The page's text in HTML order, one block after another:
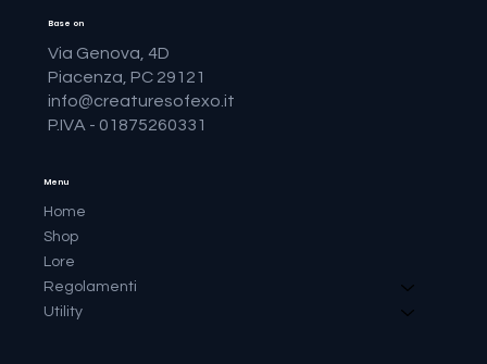
Via Genova, 4D
Piacenza, PC 29121
info@creaturesofexo.it
P.IVA - 01875260331
Base on
Menu
Home
Shop
Lore
Regolamenti
Utility